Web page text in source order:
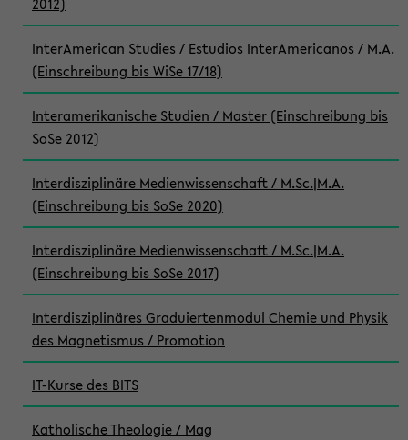
InterAmerican Studies / Estudios InterAmericanos / M.A.
(Einschreibung bis WiSe 17/18)
Interamerikanische Studien / Master (Einschreibung bis
SoSe 2012)
Interdisziplinäre Medienwissenschaft / M.Sc.|M.A.
(Einschreibung bis SoSe 2020)
Interdisziplinäre Medienwissenschaft / M.Sc.|M.A.
(Einschreibung bis SoSe 2017)
Interdisziplinäres Graduiertenmodul Chemie und Physik
des Magnetismus / Promotion
IT-Kurse des BITS
Katholische Theologie / Mag